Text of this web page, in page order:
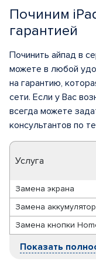
Починим
гарантией
Починить айпад в
можете в любой
на гарантию,
сети. Если у Вас
всегда можете
консультантов по
Услуга
Замена экрана
Замена
Замена кнопки
Показать